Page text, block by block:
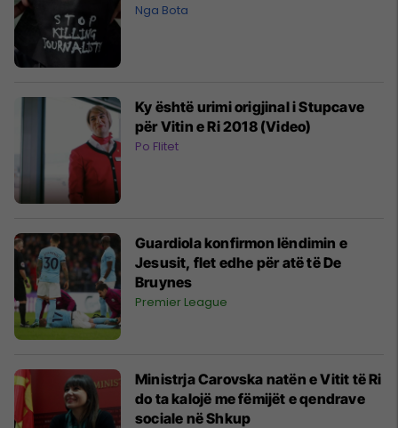
Nga Bota
Ky është urimi origjinal i Stupcave
për Vitin e Ri 2018 (Video)
Po Flitet
Guardiola konfirmon lëndimin e
Jesusit, flet edhe për atë të De
Bruynes
Premier League
Ministrja Carovska natën e Vitit të Ri
do ta kalojë me fëmijët e qendrave
sociale në Shkup